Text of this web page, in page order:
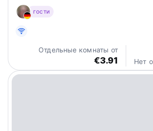
услугам гостей круглосуточная стойка
трансфер от/до аэропорта, доставка
гости
Отдельные комнаты от
€3.91 Нет